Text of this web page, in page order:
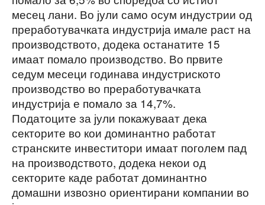
месец лани. Во јули само осум индустрии од
преработувачката индустрија имале раст на
производството, додека останатите 15
имаат помало производство. Во првите
седум месеци годинава индустриското
производство во преработувачката
индустрија е помало за 14,7%.
Податоците за јули покажуваат дека
секторите во кои доминантно работат
странските инвеститори имаат поголем пад
на производството, додека некои од
секторите каде работат доминантно
домашни извозно ориентирани компании во